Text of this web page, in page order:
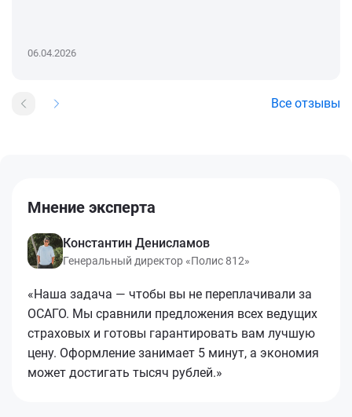
06.04.2026
Все отзывы
Мнение эксперта
Константин Денисламов
Генеральный директор «Полис 812»
«Наша задача — чтобы вы не переплачивали за
ОСАГО. Мы сравнили предложения всех ведущих
страховых и готовы гарантировать вам лучшую
цену. Оформление занимает 5 минут, а экономия
может достигать тысяч рублей.»